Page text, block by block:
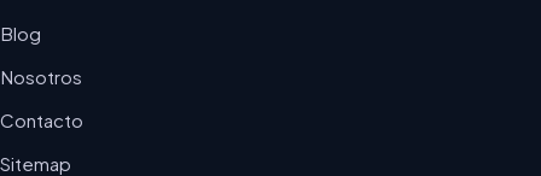
Blog
Nosotros
Contacto
Sitemap